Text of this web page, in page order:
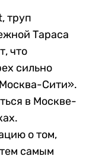
труп
Тараса
что
сильно
Сити».
в Москве-
о том,
самым